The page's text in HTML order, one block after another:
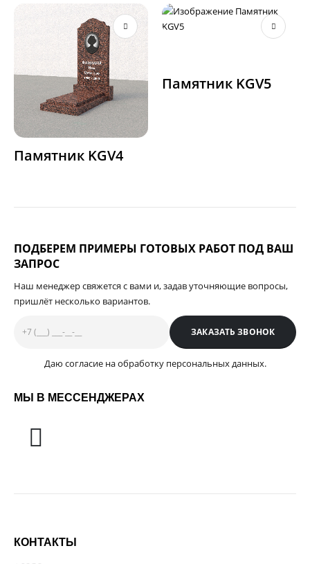
Этот товар имеет несколько вариаций. Опции можно выбрать на странице товара.
Памятник KGV4
Этот товар имеет несколько вариаций. Опции можно выбрать на странице товара.
Памятник KGV5
ПОДБЕРЕМ ПРИМЕРЫ ГОТОВЫХ РАБОТ ПОД ВАШ
ЗАПРОС
Наш менеджер свяжется с вами и, задав уточняющие вопросы,
пришлёт несколько вариантов.
Даю согласие на обработку персональных данных.
МЫ В МЕССЕНДЖЕРАХ
КОНТАКТЫ